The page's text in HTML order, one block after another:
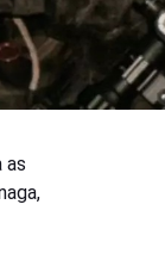
as